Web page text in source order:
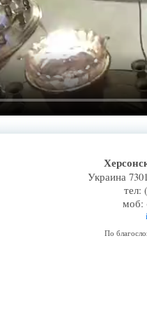
Украина
тел:
моб:
По